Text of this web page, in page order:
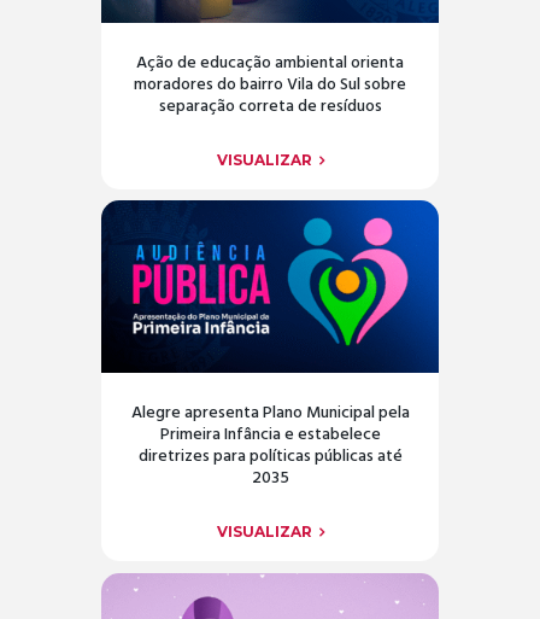
Ação de educação ambiental orienta
moradores do bairro Vila do Sul sobre
separação correta de resíduos
VISUALIZAR
Alegre apresenta Plano Municipal pela
Primeira Infância e estabelece
diretrizes para políticas públicas até
2035
VISUALIZAR